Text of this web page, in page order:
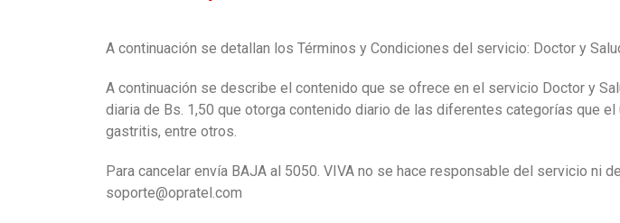
A continuación se detallan los Términos y Condiciones del servicio: Doctor y
A continuación se describe el contenido que se ofrece en el servicio Doctor y
diaria de Bs. 1,50 que otorga contenido diario de las diferentes categorías que
gastritis, entre otros.
Para cancelar envía BAJA al 5050. VIVA no se hace responsable del servicio ni
soporte@opratel.com